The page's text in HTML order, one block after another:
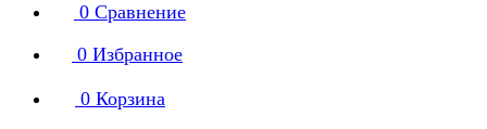
0 Сравнение
0 Избранное
0 Корзина